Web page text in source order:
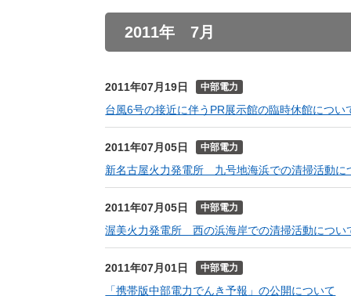
2011年 7月
2011年07月19日 中部電力
台風6号の接近に伴うPR展示館の臨時休館につい
2011年07月05日 中部電力
新名古屋火力発電所 九号地海浜での清掃活動に
2011年07月05日 中部電力
渥美火力発電所 西の浜海岸での清掃活動につい
2011年07月01日 中部電力
「携帯版中部電力でんき予報」の公開について